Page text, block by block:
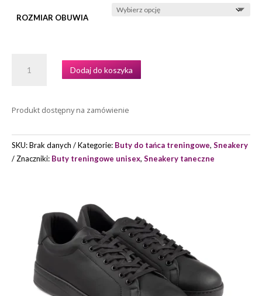
ROZMIAR OBUWIA
SNEAKERY
MARKI
Dodaj do koszyka
Produkt dostępny na zamówienie
SKU:Brak danych Kategorie: Buty do tańca treningowe, Sneakery
Znaczniki: Buty treningowe unisex, Sneakery taneczne